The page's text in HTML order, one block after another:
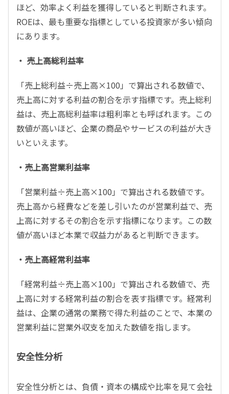
ほど、効率よく利益を獲得していると判断されます。
ROEは、最も重要な指標としている投資家が多い傾向
にあります。
・ 売上高総利益率
「売上総利益÷売上高×100」で算出される数値で、
売上高に対する利益の割合を示す指標です。売上総利
益は、売上高総利益率は粗利率とも呼ばれます。この
数値が高いほど、企業の商品やサービスの利益が大き
いといえます。
・売上高営業利益率
「営業利益÷売上高×100」で算出される数値です。
売上高から経費などを差し引いたのが営業利益で、売
上高に対するその割合を示す指標になります。この数
値が高いほど本業で収益力があると判断できます。
・売上高経常利益率
「経常利益÷売上高×100」で算出される数値で、売
上高に対する経常利益の割合を表す指標です。経常利
益は、企業の通常の業務で得た利益のことで、本業の
営業利益に営業外収支を加えた数値を指します。
安全性分析
安全性分析とは、負債・資本の構成や比率を見て会社